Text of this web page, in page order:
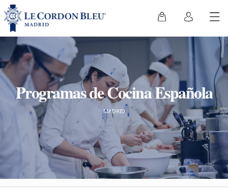
Programas de Cocina Española
MADRID